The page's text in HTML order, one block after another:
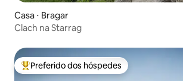
Casa ⋅ Bragar
Clach na Starrag
Entre os melhores preferidos dos hóspedes
Preferido dos hóspedes